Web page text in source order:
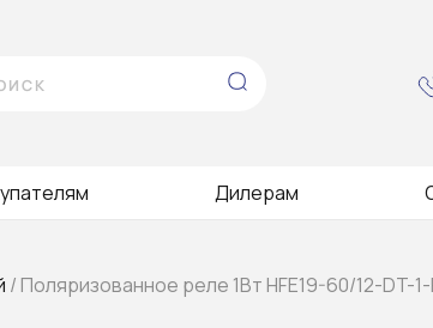
Дилерам
/ Поляризованное реле 1Вт HFE19-60/12-DT-